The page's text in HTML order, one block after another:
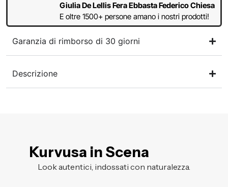
Giulia De Lellis Fera Ebbasta Federico Chiesa
E oltre 1500+ persone amano i nostri prodotti!
Garanzia di rimborso di 30 giorni
Descrizione
Kurvusa in Scena
Look autentici, indossati con naturalezza.